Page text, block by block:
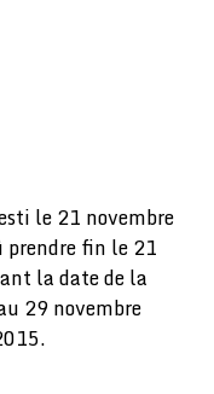
le 21 novembre
fin le 21
la date de la
29 novembre